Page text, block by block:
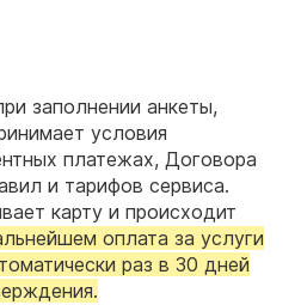
заполнении анкеты,
условия
платежах, Договора
и тарифов сервиса.
карту и происходит
оплата за услуги
раз в 30 дней